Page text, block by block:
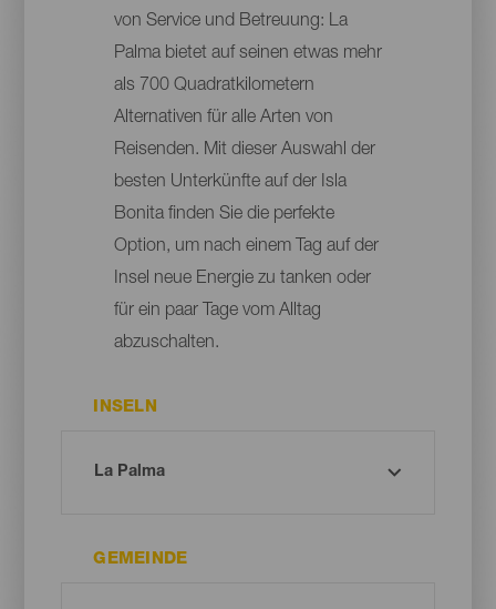
von Service und Betreuung: La
Palma bietet auf seinen etwas mehr
als 700 Quadratkilometern
Alternativen für alle Arten von
Reisenden. Mit dieser Auswahl der
besten Unterkünfte auf der Isla
Bonita finden Sie die perfekte
Option, um nach einem Tag auf der
Insel neue Energie zu tanken oder
für ein paar Tage vom Alltag
abzuschalten.
INSELN
GEMEINDE